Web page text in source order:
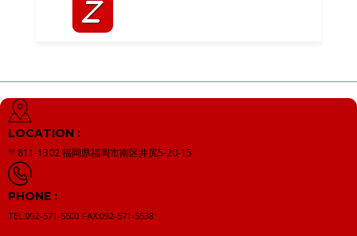
LOCATION :
〒811-1302福岡県福岡市南区井尻5-20-15
PHONE :
TEL:092-571-5500 FAX:092-571-5538